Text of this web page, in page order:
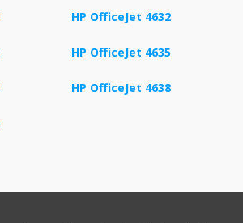
HP OfficeJet 4632
HP OfficeJet 4635
HP OfficeJet 4638